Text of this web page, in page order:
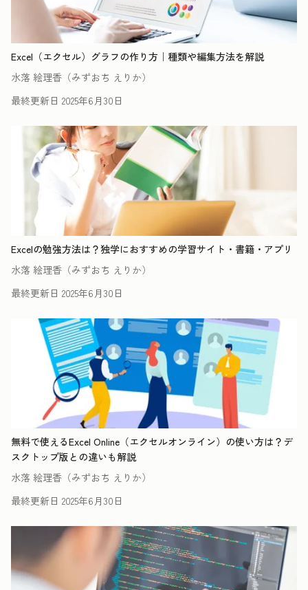
Excel（エクセル）グラフの作り方｜種類や編集方法を解説
水落 絵理香（みずおち えりか）
最終更新日 2025年6月30日
Excelの勉強方法は？独学におすすめの学習サイト・書籍・アプリ
水落 絵理香（みずおち えりか）
最終更新日 2025年6月30日
無料で使えるExcel Online（エクセルオンライン）の使い方は？デ
スクトップ版との違いも解説
水落 絵理香（みずおち えりか）
最終更新日 2025年6月30日